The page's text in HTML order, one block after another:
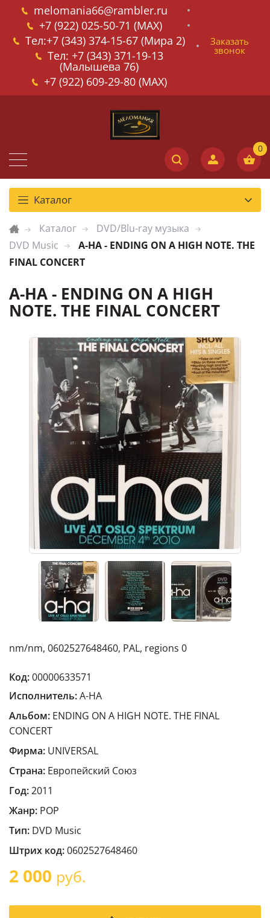
melomania66@rambler.ru
+7 (922) 025-50-71 (MAX)
Тел:+7 (343) 374-15-67 (Мира 2)
Тел: +7 (343) 371-19-13
(Малышева 76)
+7 (922) 609-29-80 (MAX)
Заказать
звонок
Каталог
Каталог
DVD/Blu-ray музыка
DVD Music
A-HA - ENDING ON A HIGH NOTE. THE
FINAL CONCERT
A-HA - ENDING ON A HIGH
NOTE. THE FINAL CONCERT
nm/nm, 0602527648460, PAL, regions 0
Код:00000633571
Исполнитель:A-HA
Альбом: ENDING ON A HIGH NOTE. THE FINAL
CONCERT
Фирма: UNIVERSAL
Страна: Европейский Cоюз
Год:2011
Жанр: POP
Тип: DVD Music
Штрих код:0602527648460
2 000 руб.